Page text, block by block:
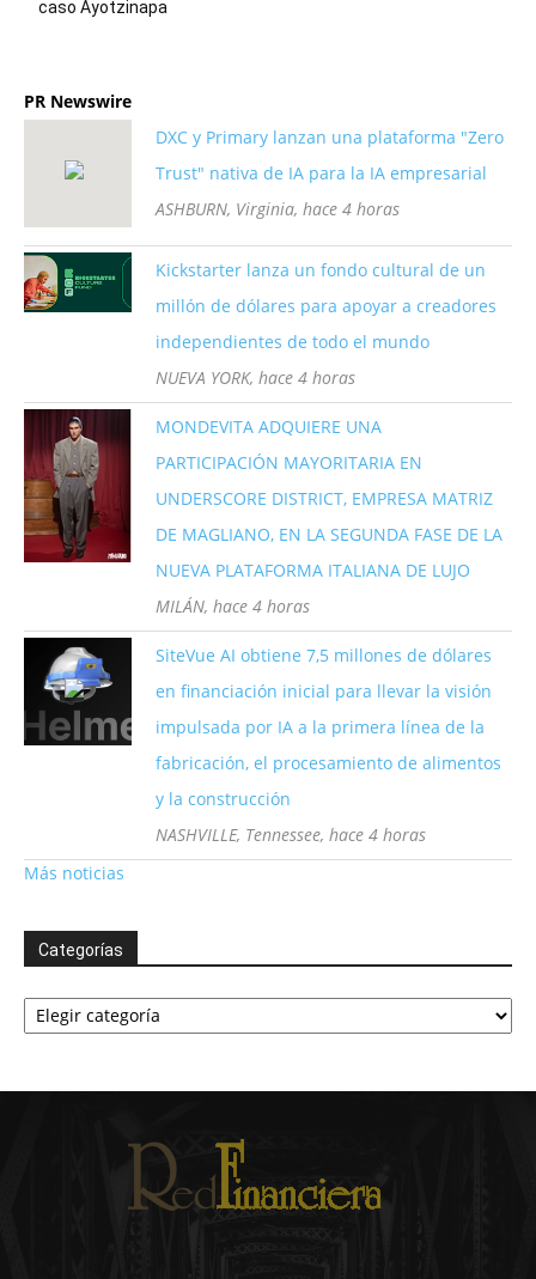
caso Ayotzinapa
PR Newswire
DXC y Primary lanzan una plataforma "Zero
Trust" nativa de IA para la IA empresarial
ASHBURN, Virginia, hace 4 horas
Kickstarter lanza un fondo cultural de un
millón de dólares para apoyar a creadores
independientes de todo el mundo
NUEVA YORK, hace 4 horas
MONDEVITA ADQUIERE UNA
PARTICIPACIÓN MAYORITARIA EN
UNDERSCORE DISTRICT, EMPRESA MATRIZ
DE MAGLIANO, EN LA SEGUNDA FASE DE LA
NUEVA PLATAFORMA ITALIANA DE LUJO
MILÁN, hace 4 horas
SiteVue AI obtiene 7,5 millones de dólares
en financiación inicial para llevar la visión
impulsada por IA a la primera línea de la
fabricación, el procesamiento de alimentos
y la construcción
NASHVILLE, Tennessee, hace 4 horas
Más noticias
Categorías
Categorías